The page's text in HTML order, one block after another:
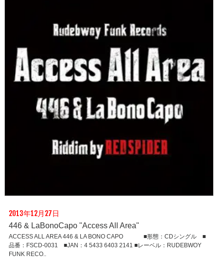
2013年12月27日
446 & LaBonoCapo "Access All Area"
ACCESS ALL AREA 446 & LA BONO CAPO ■形態：CDシングル ■
品番：FSCD-0031 ■JAN：4 5433 6403 2141 ■レーベル：RUDEBWOY
FUNK RECO..